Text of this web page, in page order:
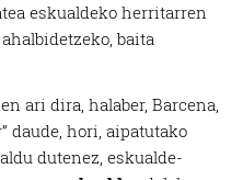
eskualdeko herritarren
baita
ari dira, halaber, Barcena,
daude, hori, aipatutako
dutenez, eskualde-